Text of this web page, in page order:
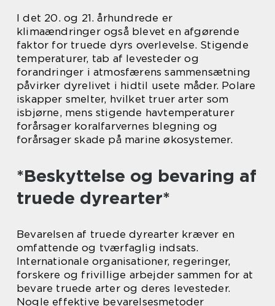
I det 20. og 21. århundrede er
klimaændringer også blevet en afgørende
faktor for truede dyrs overlevelse. Stigende
temperaturer, tab af levesteder og
forandringer i atmosfærens sammensætning
påvirker dyrelivet i hidtil usete måder. Polare
iskapper smelter, hvilket truer arter som
isbjørne, mens stigende havtemperaturer
forårsager koralfarvernes blegning og
forårsager skade på marine økosystemer.
*Beskyttelse og bevaring af
truede dyrearter*
Bevarelsen af truede dyrearter kræver en
omfattende og tværfaglig indsats.
Internationale organisationer, regeringer,
forskere og frivillige arbejder sammen for at
bevare truede arter og deres levesteder.
Nogle effektive bevarelsesmetoder